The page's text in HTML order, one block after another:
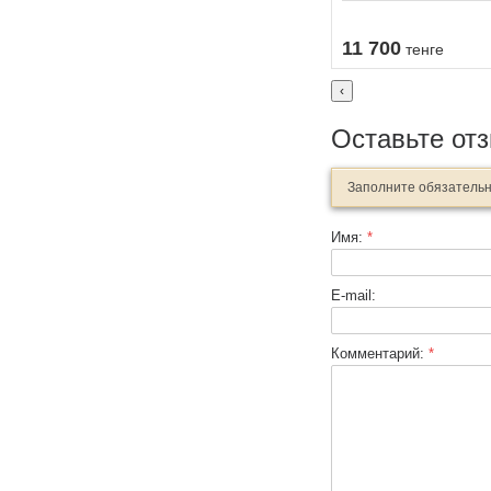
11 700 тенге
‹
Оставьте
Заполните
Имя: *
E-mail:
Комментарий: *